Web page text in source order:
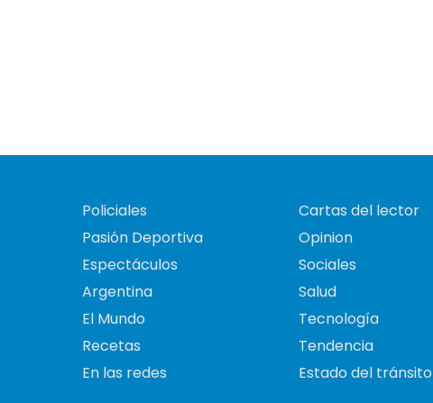
Policiales
Pasión Deportiva
Espectáculos
Argentina
El Mundo
Recetas
En las redes
Cartas del lector
Opinion
Sociales
Salud
Tecnología
Tendencia
Estado del tránsito